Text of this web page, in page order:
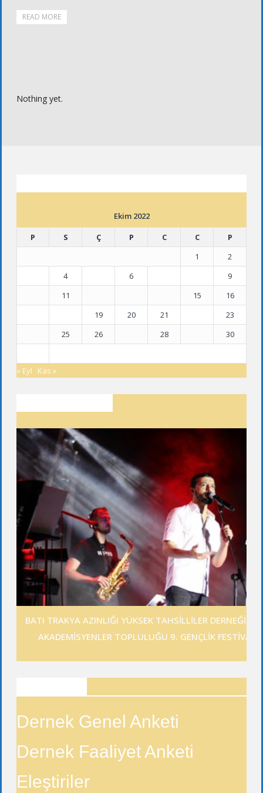
READ MORE
Nothing yet.
Ekim 2022
P
S Ç P C C
P
1
2
4 6
9
11 15
16
19 20 21
23
25 26 28
30
« Eyl
Kas »
BATI TRAKYA AZINLIĞI YÜKSEK TAHSİLLİLER DERNEĞİ
AKADEMİSYENLER TOPLULUĞU 9. GENÇLİK FESTİVALİ
Dernek Genel Anketi
Dernek Faaliyet Anketi
Eleştiriler